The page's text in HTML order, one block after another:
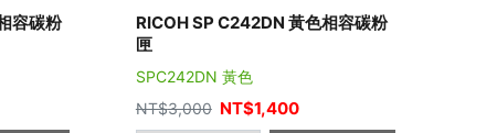
容碳粉
RICOH SP C242DN 黃色相容碳粉
匣
SPC242DN 黃色
NT$3,000 NT$1,400